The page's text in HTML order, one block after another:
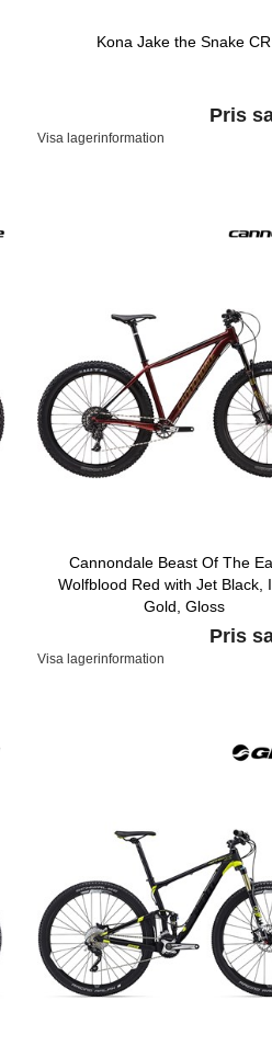
Kona Jake the Snake CR
Pris
Visa lagerinformation
Cannondale Beast Of The
Wolfblood Red with Jet Black,
Gold, Gloss
Pris
Visa lagerinformation